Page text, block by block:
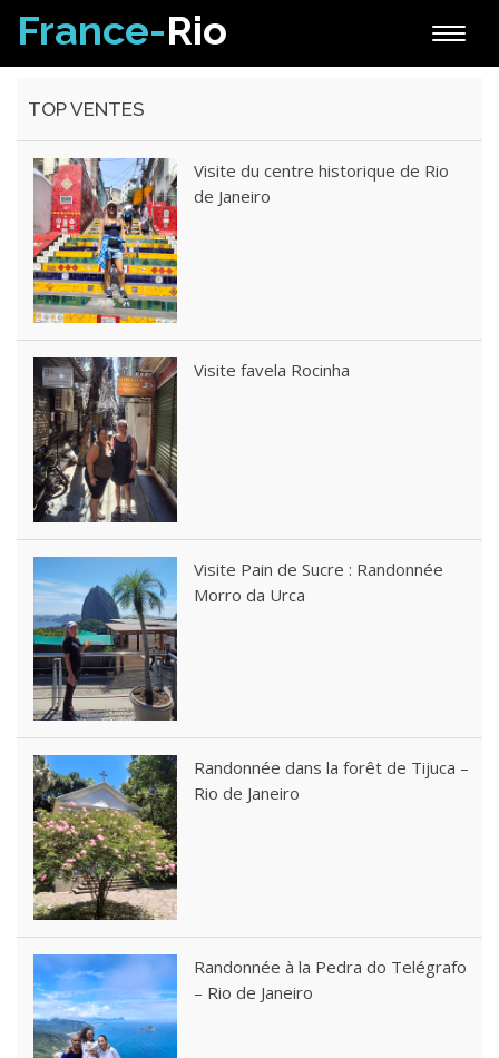
Toggle
France-Rio
TOP VENTES
Visite du centre historique de Rio
de Janeiro
Visite favela Rocinha
Visite Pain de Sucre : Randonnée
Morro da Urca
Randonnée dans la forêt de Tijuca –
Rio de Janeiro
Randonnée à la Pedra do Telégrafo
– Rio de Janeiro